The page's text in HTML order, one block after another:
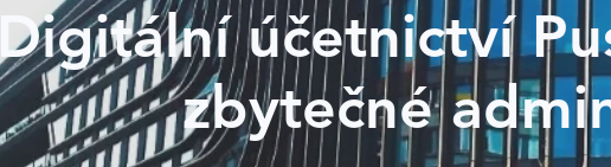
Digitální účetnictví
zbytečné